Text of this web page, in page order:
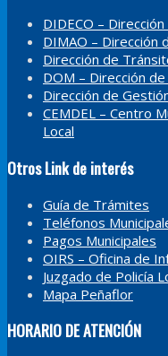
DIDECO –
DIMAO – Dirección
Dirección de
DOM – Dirección
Dirección de
CEMDEL – Centro
Local
Otros Link de interés
Guía de Trámites
Teléfonos
Pagos Municipales
OIRS – Oficina de
Juzgado de Policía
Mapa Peñaflor
HORARIO DE ATENCIÓN